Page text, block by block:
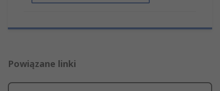
Powiązane linki